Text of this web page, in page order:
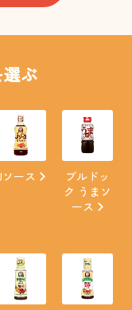
ぶ
ース
ブルドッ
ク うまソ
ース